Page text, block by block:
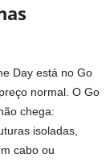
Day está no Go
normal. O Go
chega:
isoladas,
cabo ou